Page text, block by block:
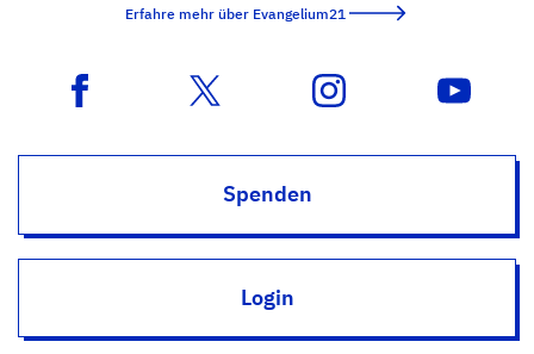
Erfahre mehr über Evangelium21
Spenden
Login